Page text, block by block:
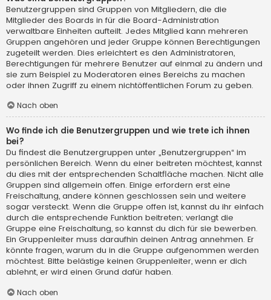
Benutzergruppen sind Gruppen von Mitgliedern, die die
Mitglieder des Boards in für die Board-Administration
verwaltbare Einheiten aufteilt. Jedes Mitglied kann mehreren
Gruppen angehören und jeder Gruppe können Berechtigungen
zugeteilt werden. Dies erleichtert es den Administratoren,
Berechtigungen für mehrere Benutzer auf einmal zu ändern und
sie zum Beispiel zu Moderatoren eines Bereichs zu machen
oder ihnen Zugriff zu einem nichtöffentlichen Forum zu geben.
Nach oben
Wo finde ich die Benutzergruppen und wie trete ich ihnen
bei?
Du findest die Benutzergruppen unter „Benutzergruppen“ im
persönlichen Bereich. Wenn du einer beitreten möchtest, kannst
du dies mit der entsprechenden Schaltfläche machen. Nicht alle
Gruppen sind allgemein offen. Einige erfordern erst eine
Freischaltung, andere können geschlossen sein und weitere
sogar versteckt. Wenn die Gruppe offen ist, kannst du ihr einfach
durch die entsprechende Funktion beitreten; verlangt die
Gruppe eine Freischaltung, so kannst du dich für sie bewerben.
Ein Gruppenleiter muss daraufhin deinen Antrag annehmen. Er
könnte fragen, warum du in die Gruppe aufgenommen werden
möchtest. Bitte belästige keinen Gruppenleiter, wenn er dich
ablehnt, er wird einen Grund dafür haben.
Nach oben